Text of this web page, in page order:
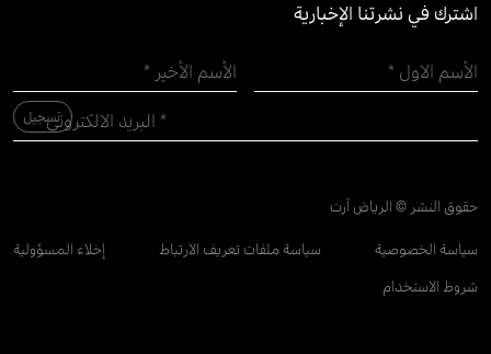
اشترك في نشرتنا الإخبارية
حقوق النشر © الرياض آرت
سياسة الخصوصية سياسة ملفات تعريف الارتباط
إخلاء المسؤولية
شروط الاستخدام